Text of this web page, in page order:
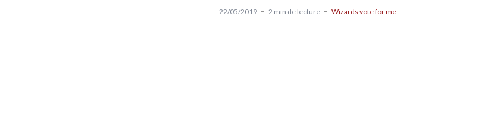
22/05/2019 2 min de lecture Wizards vote for me